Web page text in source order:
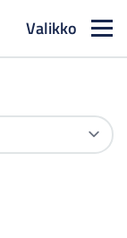
Valikko